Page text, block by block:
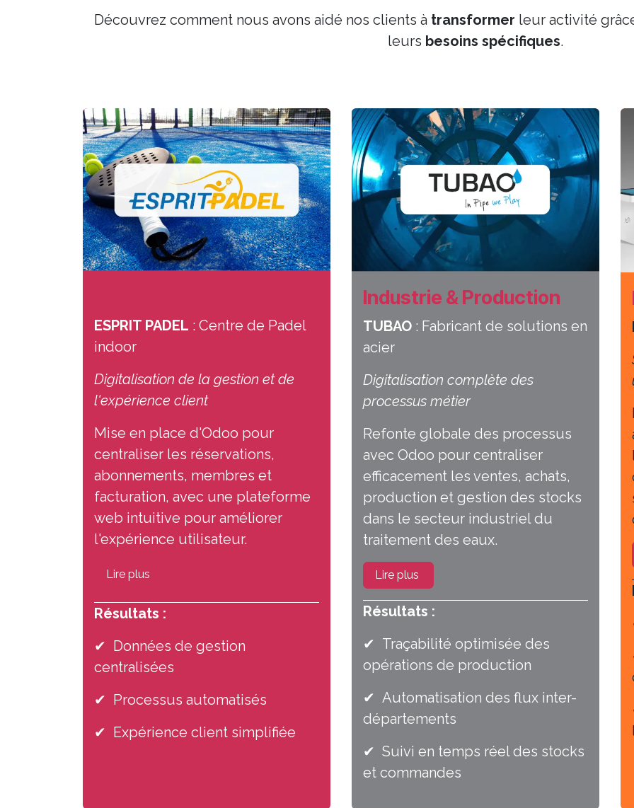
Découvrez comment nous avons aidé nos clients à transformer leur activité
leurs besoins spécifiques.
ESPRIT PADEL : Centre de Padel
indoor
Digitalisation de la gestion et de
l'expérience client
Mise en place d'Odoo pour
centraliser les réservations,
abonnements, membres et
facturation, avec une plateforme
web intuitive pour améliorer
l'expérience utilisateur.
Lire plus
Résultats :
✔ Données de gestion
centralisées
✔ Processus automatisés
✔ Expérience client simplifiée
Industrie & Production
TUBAO : Fabricant de solutions en
acier
Digitalisation complète des
processus métier
Refonte globale des processus
avec Odoo pour centraliser
efficacement les ventes, achats,
production et gestion des stocks
dans le secteur industriel du
traitement des eaux.
Lire plus
Résultats :
✔ Traçabilité optimisée des
opérations de production
✔ Automatisation des flux inter-
départements
✔ Suivi en temps réel des stocks
et commandes